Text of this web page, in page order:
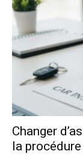
Changer
la